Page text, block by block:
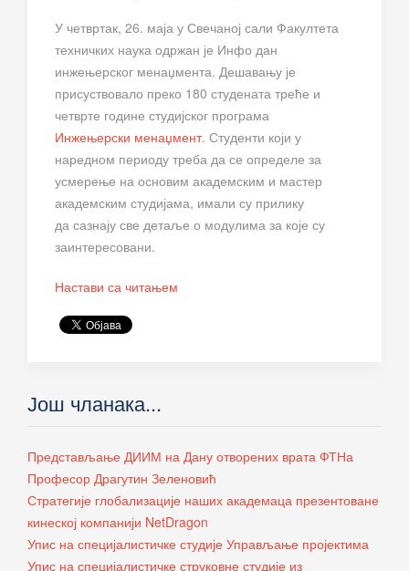
У четвртак, 26. маја у Свечаној сали Факултета
техничких наука одржан је Инфо дан
инжењерског менаџмента. Дешавању је
присуствовало преко 180 студената треће и
четврте године студијског програма
Инжењерски менаџмент. Студенти који у
наредном периоду треба да се определе за
усмерење на основим академским и мастер
академским студијама, имали су прилику
да сазнају све детаље о модулима за које су
заинтересовани.
Настави са читањем
Још чланака...
Представљање ДИИМ на Дану отворених врата ФТНа
Професор Драгутин Зеленовић
Стратегије глобализације наших академаца презентоване
кинеској компанији NetDragon
Упис на специјалистичке студије Управљање пројектима
Упис на специјалистичке струковне студије из